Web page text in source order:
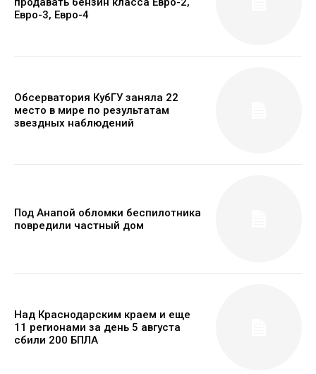
Евро-3, Евро-4
Обсерватория КубГУ заняла 22
место в мире по результатам
звездных наблюдений
Под Анапой обломки беспилотника
повредили частный дом
Над Краснодарским краем и еще
11 регионами за день 5 августа
сбили 200 БПЛА